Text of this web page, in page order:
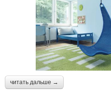
читать дальше →